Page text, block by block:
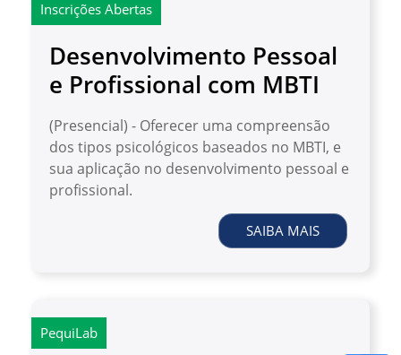
Desenvolvimento Pessoal
e Profissional com MBTI
Inscrições Abertas
(Presencial) - Oferecer uma compreensão
dos tipos psicológicos baseados no MBTI, e
sua aplicação no desenvolvimento pessoal e
profissional.
SAIBA MAIS
PequiLab